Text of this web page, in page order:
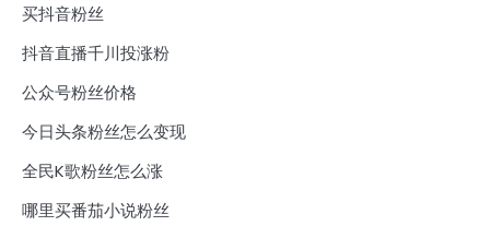
买抖音粉丝
抖音直播千川投涨粉
公众号粉丝价格
今日头条粉丝怎么变现
全民K歌粉丝怎么涨
哪里买番茄小说粉丝